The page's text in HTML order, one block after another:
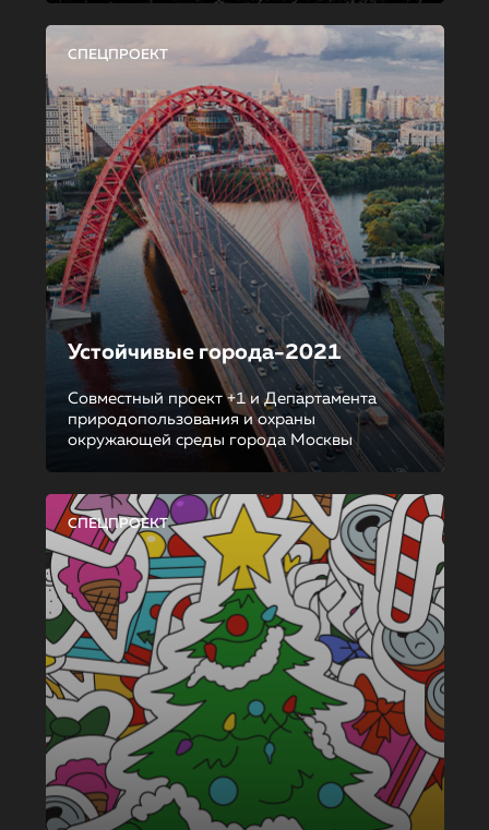
СПЕЦПРОЕКТ
Устойчивые города-2021
Совместный проект +1 и Департамента
природопользования и охраны
окружающей среды города Москвы
СПЕЦПРОЕКТ